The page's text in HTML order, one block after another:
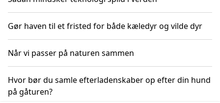
Gør haven til et fristed for både kæledyr og vilde dyr
Når vi passer på naturen sammen
Hvor bør du samle efterladenskaber op efter din hund
på gåturen?